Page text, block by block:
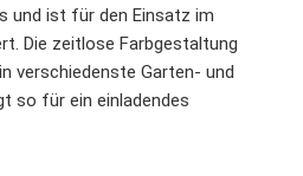
und ist für den Einsatz im
Die zeitlose Farbgestaltung
verschiedenste Garten- und
so für ein einladendes